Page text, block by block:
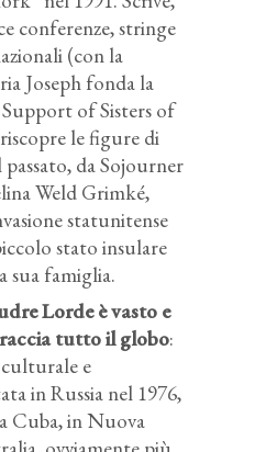
conferenze, stringe
(con la
Joseph fonda la
Support of Sisters of
le figure di
da Sojourner
Weld Grimké,
statunitense
stato insulare
sua famiglia.
Lorde è vasto e
tutto il globo:
e
in Russia nel 1976,
Cuba, in Nuova